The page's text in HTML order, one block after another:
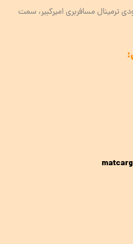
کوچه 51، ورودی ترمینال مسافربری امیرکبیر، سمت